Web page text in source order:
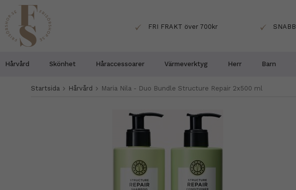
FRI FRAKT över 700kr
Hårvård Skönhet Håraccessoarer Värmeverktyg Herr Barn
Startsida Hårvård Maria Nila - Duo Bundle Structure Repair 2x500 ml